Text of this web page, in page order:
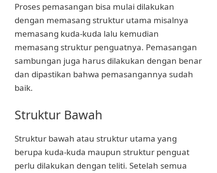
Proses pemasangan bisa mulai dilakukan
dengan memasang struktur utama misalnya
memasang kuda-kuda lalu kemudian
memasang struktur penguatnya. Pemasangan
sambungan juga harus dilakukan dengan benar
dan dipastikan bahwa pemasangannya sudah
baik.
Struktur Bawah
Struktur bawah atau struktur utama yang
berupa kuda-kuda maupun struktur penguat
perlu dilakukan dengan teliti. Setelah semua